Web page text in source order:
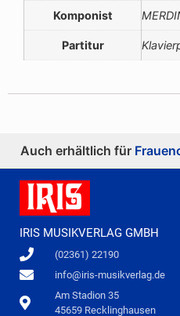
Komponist
Partitur
Auch erhältlich für
IRIS MUSIKVERLAG GMBH
(02361) 22190
info@iris-musikverlag.de
Am Stadion 35
45659 Recklinghausen